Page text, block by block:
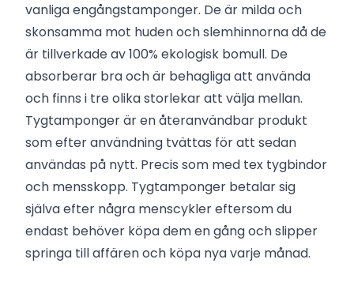
vanliga engångstamponger. De är milda och
skonsamma mot huden och slemhinnorna då de
är tillverkade av 100% ekologisk bomull. De
absorberar bra och är behagliga att använda
och finns i tre olika storlekar att välja mellan.
Tygtamponger är en återanvändbar produkt
som efter användning tvättas för att sedan
användas på nytt. Precis som med tex tygbindor
och mensskopp. Tygtamponger betalar sig
själva efter några menscykler eftersom du
endast behöver köpa dem en gång och slipper
springa till affären och köpa nya varje månad.